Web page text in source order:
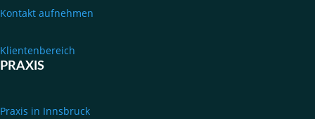
Kontakt aufnehmen
Klientenbereich
PRAXIS
Praxis in Innsbruck